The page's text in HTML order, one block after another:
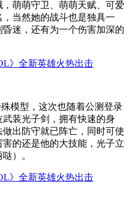
萌萌守卫、萌萌天赋、可爱
当然她的战斗也是独具一
迷，还有为一个伤害加深的
模型，这次也随着公测登录
装光子剑，拥有快速的身
出防守就已阵亡，同时可使
的还是他的大技能，光子立
）。